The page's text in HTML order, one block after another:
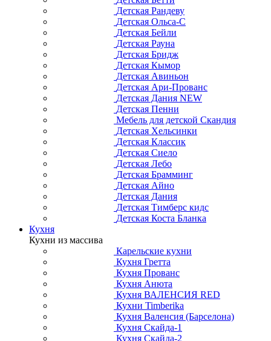
Детская Рандеву
Детская Ольса-С
Детская Бейли
Детская Рауна
Детская Бридж
Детская Кымор
Детская Авиньон
Детская Ари-Прованс
Детская Дания NEW
Детская Пенни
Мебель для детской Скандия
Детская Хельсинки
Детская Классик
Детская Сиело
Детская Лебо
Детская Брамминг
Детская Айно
Детская Дания
Детская Тимберс кидс
Детская Коста Бланка
Кухня
Кухни из массива
Карельские кухни
Кухня Гретта
Кухня Прованс
Кухня Анюта
Кухня ВАЛЕНСИЯ RED
Кухни Timberika
Кухня Валенсия (Барселона)
Кухня Скайда-1
Кухня Скайда-2